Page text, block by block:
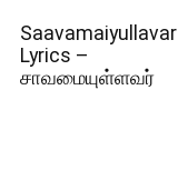
Saavamaiyullavar
Lyrics –
சாவமையுள்ளவர்